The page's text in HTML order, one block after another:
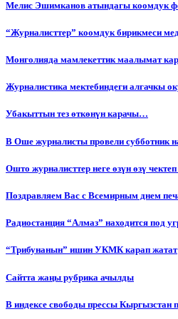
Мелис Эшимканов атындагы коомдук
“Журналисттер” коомдук бирикмеси
Монголияда мамлекеттик маалымат
Журналистика мектебиндеги алгачкы
Убакыттын тез өткөнүн карачы…
В Оше журналисты провели субботник
Ошто журналисттер неге өзүн өзү
Поздравляем Вас с Всемирным днем
Радиостанция “Алмаз” находится под
“Трибунанын” ишин УКМК карап жатат
Сайтта жаңы рубрика ачылды
В индексе свободы прессы Кыргызстан